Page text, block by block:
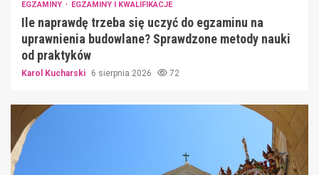
EGZAMINY EGZAMINY I KWALIFIKACJE
Ile naprawdę trzeba się uczyć do egzaminu na
uprawnienia budowlane? Sprawdzone metody nauki
od praktyków
Karol Kucharski 6 sierpnia 2026 72